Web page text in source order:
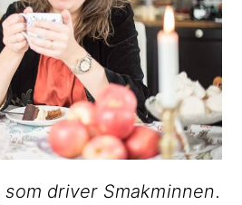
driver Smakminnen.